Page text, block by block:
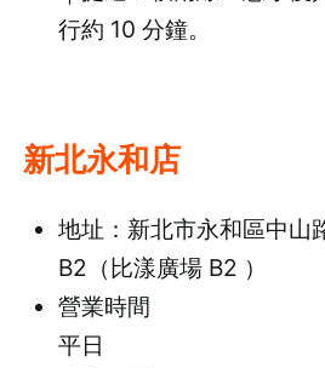
行約 10 分鐘。
新北永和店
地址：新北市永和區中山
B2（比漾廣場 B2 ）
營業時間
平日